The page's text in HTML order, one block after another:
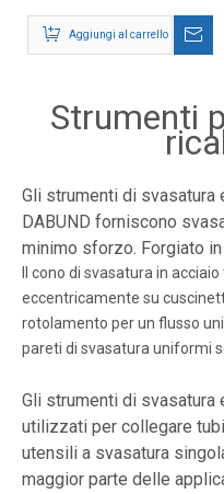
Aggiungi al carrello
Strumenti
Gli strumenti di svasatura
DABUND forniscono
minimo sforzo. Forgiato
Il cono di svasatura in
eccentricamente su
rotolamento per un flusso
pareti di svasatura uniformi
Gli strumenti di svasatura
utilizzati per collegare
utensili a svasatura
maggior parte delle